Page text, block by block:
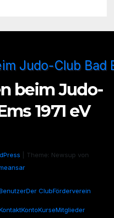
beim Judo-
1971 eV
Theme: Newsup von
Der ClubFörderverein
KontoKurseMitglieder